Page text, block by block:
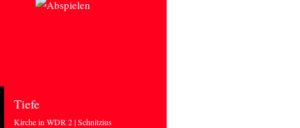
Tiefe
Kirche in WDR 2 | Schnitzius